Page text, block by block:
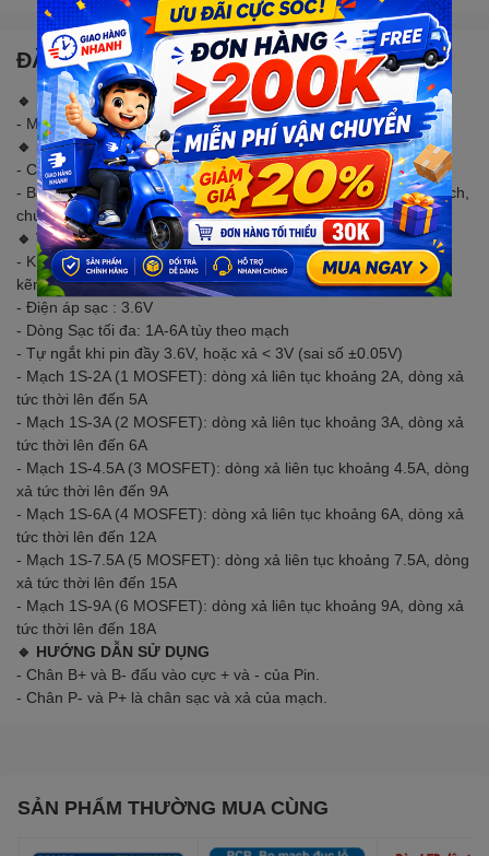
ĐẶC ĐIỂM NỔI BẬT
🔹 LƯU Ý:
- Mạch Không bảo vệ ngược cực
🔹 MÔ TẢ SẢN PHẨM
- Chức năng chính: Sạc và bảo vệ hệ pin 1S 3.2V
- Bảo vệ dòng sạc, dòng xả, bảo vệ quá mức, bảo vệ ngắn mạch,
chức năng bảo vệ dòng điện
🔹 THÔNG SỐ KỸ THUẬT
- Kích thước: mạch nhỏ gọn, dài cỡ 2.7~4.5cm. Được hàn sẵn
kẽm, lắp đặt hàn rất dễ
- Điện áp sạc : 3.6V
- Dòng Sạc tối đa: 1A-6A tùy theo mạch
- Tự ngắt khi pin đầy 3.6V, hoặc xả < 3V (sai số ±0.05V)
- Mạch 1S-2A (1 MOSFET): dòng xả liên tục khoảng 2A, dòng xả
tức thời lên đến 5A
- Mạch 1S-3A (2 MOSFET): dòng xả liên tục khoảng 3A, dòng xả
tức thời lên đến 6A
- Mạch 1S-4.5A (3 MOSFET): dòng xả liên tục khoảng 4.5A, dòng
xả tức thời lên đến 9A
- Mạch 1S-6A (4 MOSFET): dòng xả liên tục khoảng 6A, dòng xả
tức thời lên đến 12A
- Mạch 1S-7.5A (5 MOSFET): dòng xả liên tục khoảng 7.5A, dòng
xả tức thời lên đến 15A
- Mạch 1S-9A (6 MOSFET): dòng xả liên tục khoảng 9A, dòng xả
tức thời lên đến 18A
🔹 HƯỚNG DẪN SỬ DỤNG
- Chân B+ và B- đấu vào cực + và - của Pin.
- Chân P- và P+ là chân sạc và xả của mạch.
SẢN PHẨM THƯỜNG MUA CÙNG